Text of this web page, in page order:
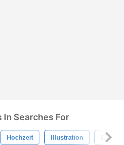
In Searches For
Hochzeit Illustration